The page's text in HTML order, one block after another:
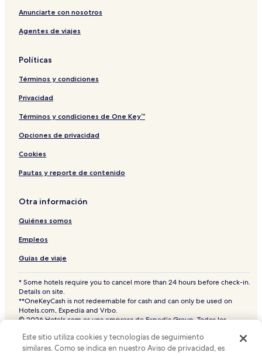
Anunciarte con nosotros
Agentes de viajes
Políticas
Términos y condiciones
Privacidad
Términos y condiciones de One Key™
Opciones de privacidad
Cookies
Pautas y reporte de contenido
Otra información
Quiénes somos
Empleos
Guías de viaje
* Some hotels require you to cancel more than 24 hours before check-in.
Details on site.
**OneKeyCash is not redeemable for cash and can only be used on
Hotels.com, Expedia and Vrbo.
© 2026 Hotels.com es una empresa de Expedia Group. Todos los
Hoteles.com y el logotipo de Hoteles.com son marcas comerciales o
marcas comerciales registradas de Hotels.com, L.P. CST# 2029030-50.
Este sitio utiliza cookies y tecnologías de seguimiento
similares. Como se indica en nuestro Aviso de privacidad, es